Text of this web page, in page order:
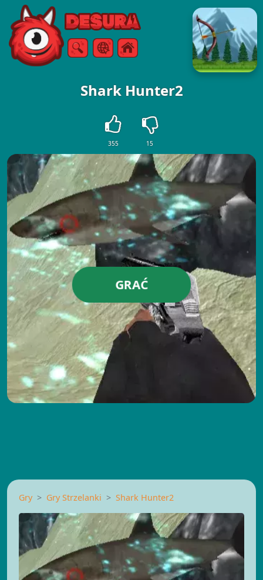
Free Online Games
SzukajMenu
Shark Hunter2
355 15
GRAĆ
Gry Gry Strzelanki Shark Hunter2